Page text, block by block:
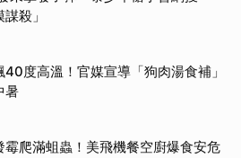
殺」
40度高溫！官媒宣導「狗肉湯食補」
暑
霉爬滿蛆蟲！美飛機餐空廚爆食安危